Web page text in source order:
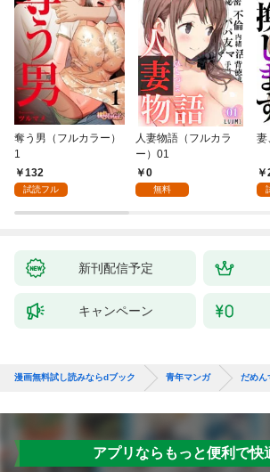
奪う男（フルカラー）
1
132
試読フル
人妻物語（フルカラ
ー）01
0
無料
妻
新刊配信予定
キャンペーン
漫画無料試し読みならdブック 青年マンガ だめん
アプリならもっと便利で快